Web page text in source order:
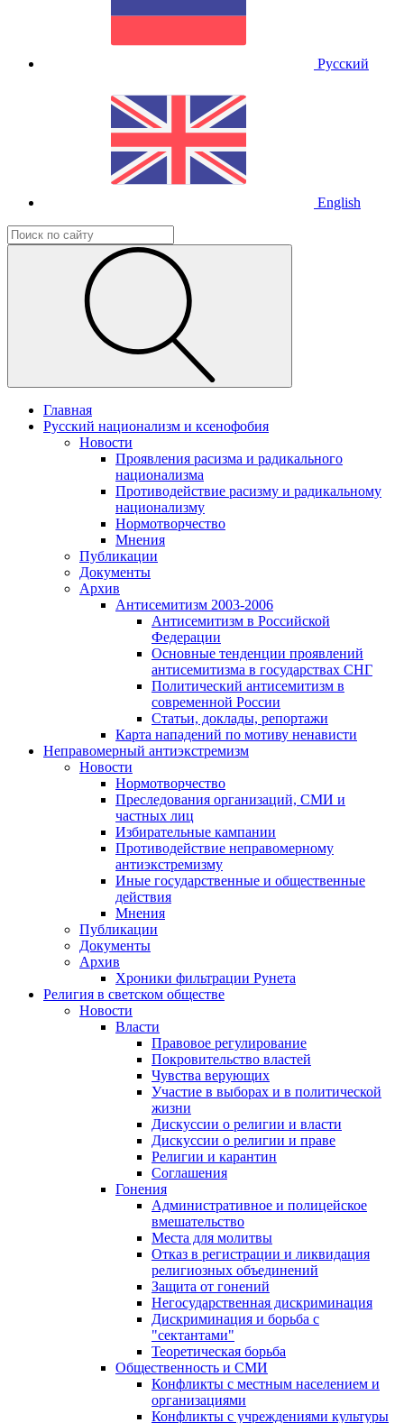
Русский
English
Главная
Русский национализм и ксенофобия
Новости
Проявления расизма и радикального
национализма
Противодействие расизму и радикальному
национализму
Нормотворчество
Мнения
Публикации
Документы
Архив
Антисемитизм 2003-2006
Антисемитизм в Российской
Федерации
Основные тенденции проявлений
антисемитизма в государствах СНГ
Политический антисемитизм в
современной России
Статьи, доклады, репортажи
Карта нападений по мотиву ненависти
Неправомерный антиэкстремизм
Новости
Нормотворчество
Преследования организаций, СМИ и
частных лиц
Избирательные кампании
Противодействие неправомерному
антиэкстремизму
Иные государственные и общественные
действия
Мнения
Публикации
Документы
Архив
Хроники фильтрации Рунета
Религия в светском обществе
Новости
Власти
Правовое регулирование
Покровительство властей
Чувства верующих
Участие в выборах и в политической
жизни
Дискуссии о религии и власти
Дискуссии о религии и праве
Религии и карантин
Соглашения
Гонения
Административное и полицейское
вмешательство
Места для молитвы
Отказ в регистрации и ликвидация
религиозных объединений
Защита от гонений
Негосударственная дискриминация
Дискриминация и борьба с
"сектантами"
Теоретическая борьба
Общественность и СМИ
Конфликты с местным населением и
организациями
Конфликты с учреждениями культуры